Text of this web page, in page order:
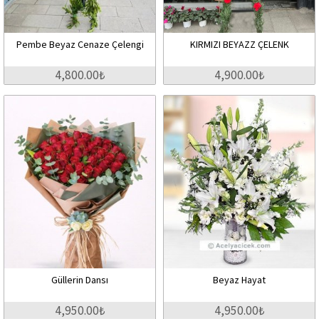
Pembe Beyaz Cenaze Çelengi
4,800.00₺
KIRMIZI BEYAZZ ÇELENK
4,900.00₺
Güllerin Dansı
4,950.00₺
Beyaz Hayat
4,950.00₺